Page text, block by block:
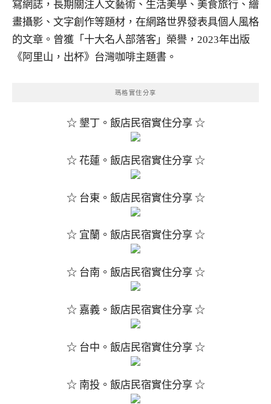
寫網誌，長期關注人文藝術、生活美學、美食旅行、繪
畫攝影、文字創作等題材，在網路世界發表具個人風格
的文章。曾獲「十大名人部落客」榮譽，2023年出版
《阿里山，出杯》台灣咖啡主題書。
瑪格實住分享
☆ 墾丁。飯店民宿實住分享 ☆
☆ 花蓮。飯店民宿實住分享 ☆
☆ 台東。飯店民宿實住分享 ☆
☆ 宜蘭。飯店民宿實住分享 ☆
☆ 台南。飯店民宿實住分享 ☆
☆ 嘉義。飯店民宿實住分享 ☆
☆ 台中。飯店民宿實住分享 ☆
☆ 南投。飯店民宿實住分享 ☆